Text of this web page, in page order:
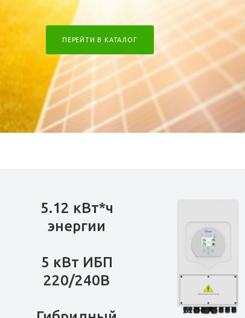
ПЕРЕЙТИ В КАТАЛОГ
5.12 кВт*ч
энергии
5 кВт ИБП
220/240В